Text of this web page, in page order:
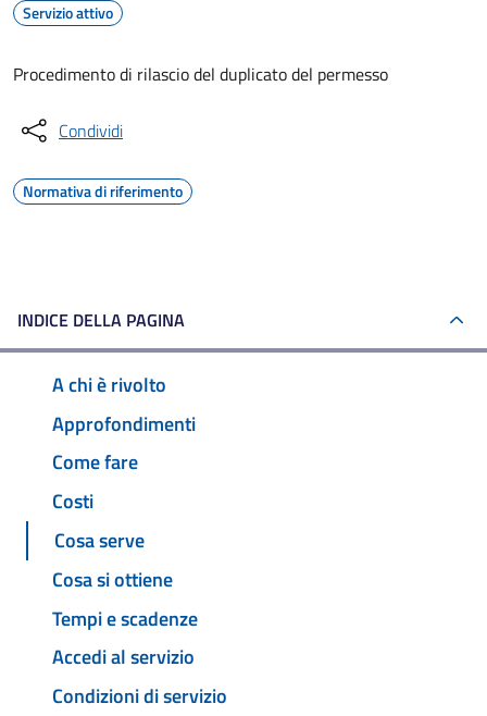
Servizio attivo
Procedimento di rilascio del duplicato del permesso
Condividi
Normativa di riferimento
INDICE DELLA PAGINA
A chi è rivolto
Approfondimenti
Come fare
Costi
Cosa serve
Cosa si ottiene
Tempi e scadenze
Accedi al servizio
Condizioni di servizio